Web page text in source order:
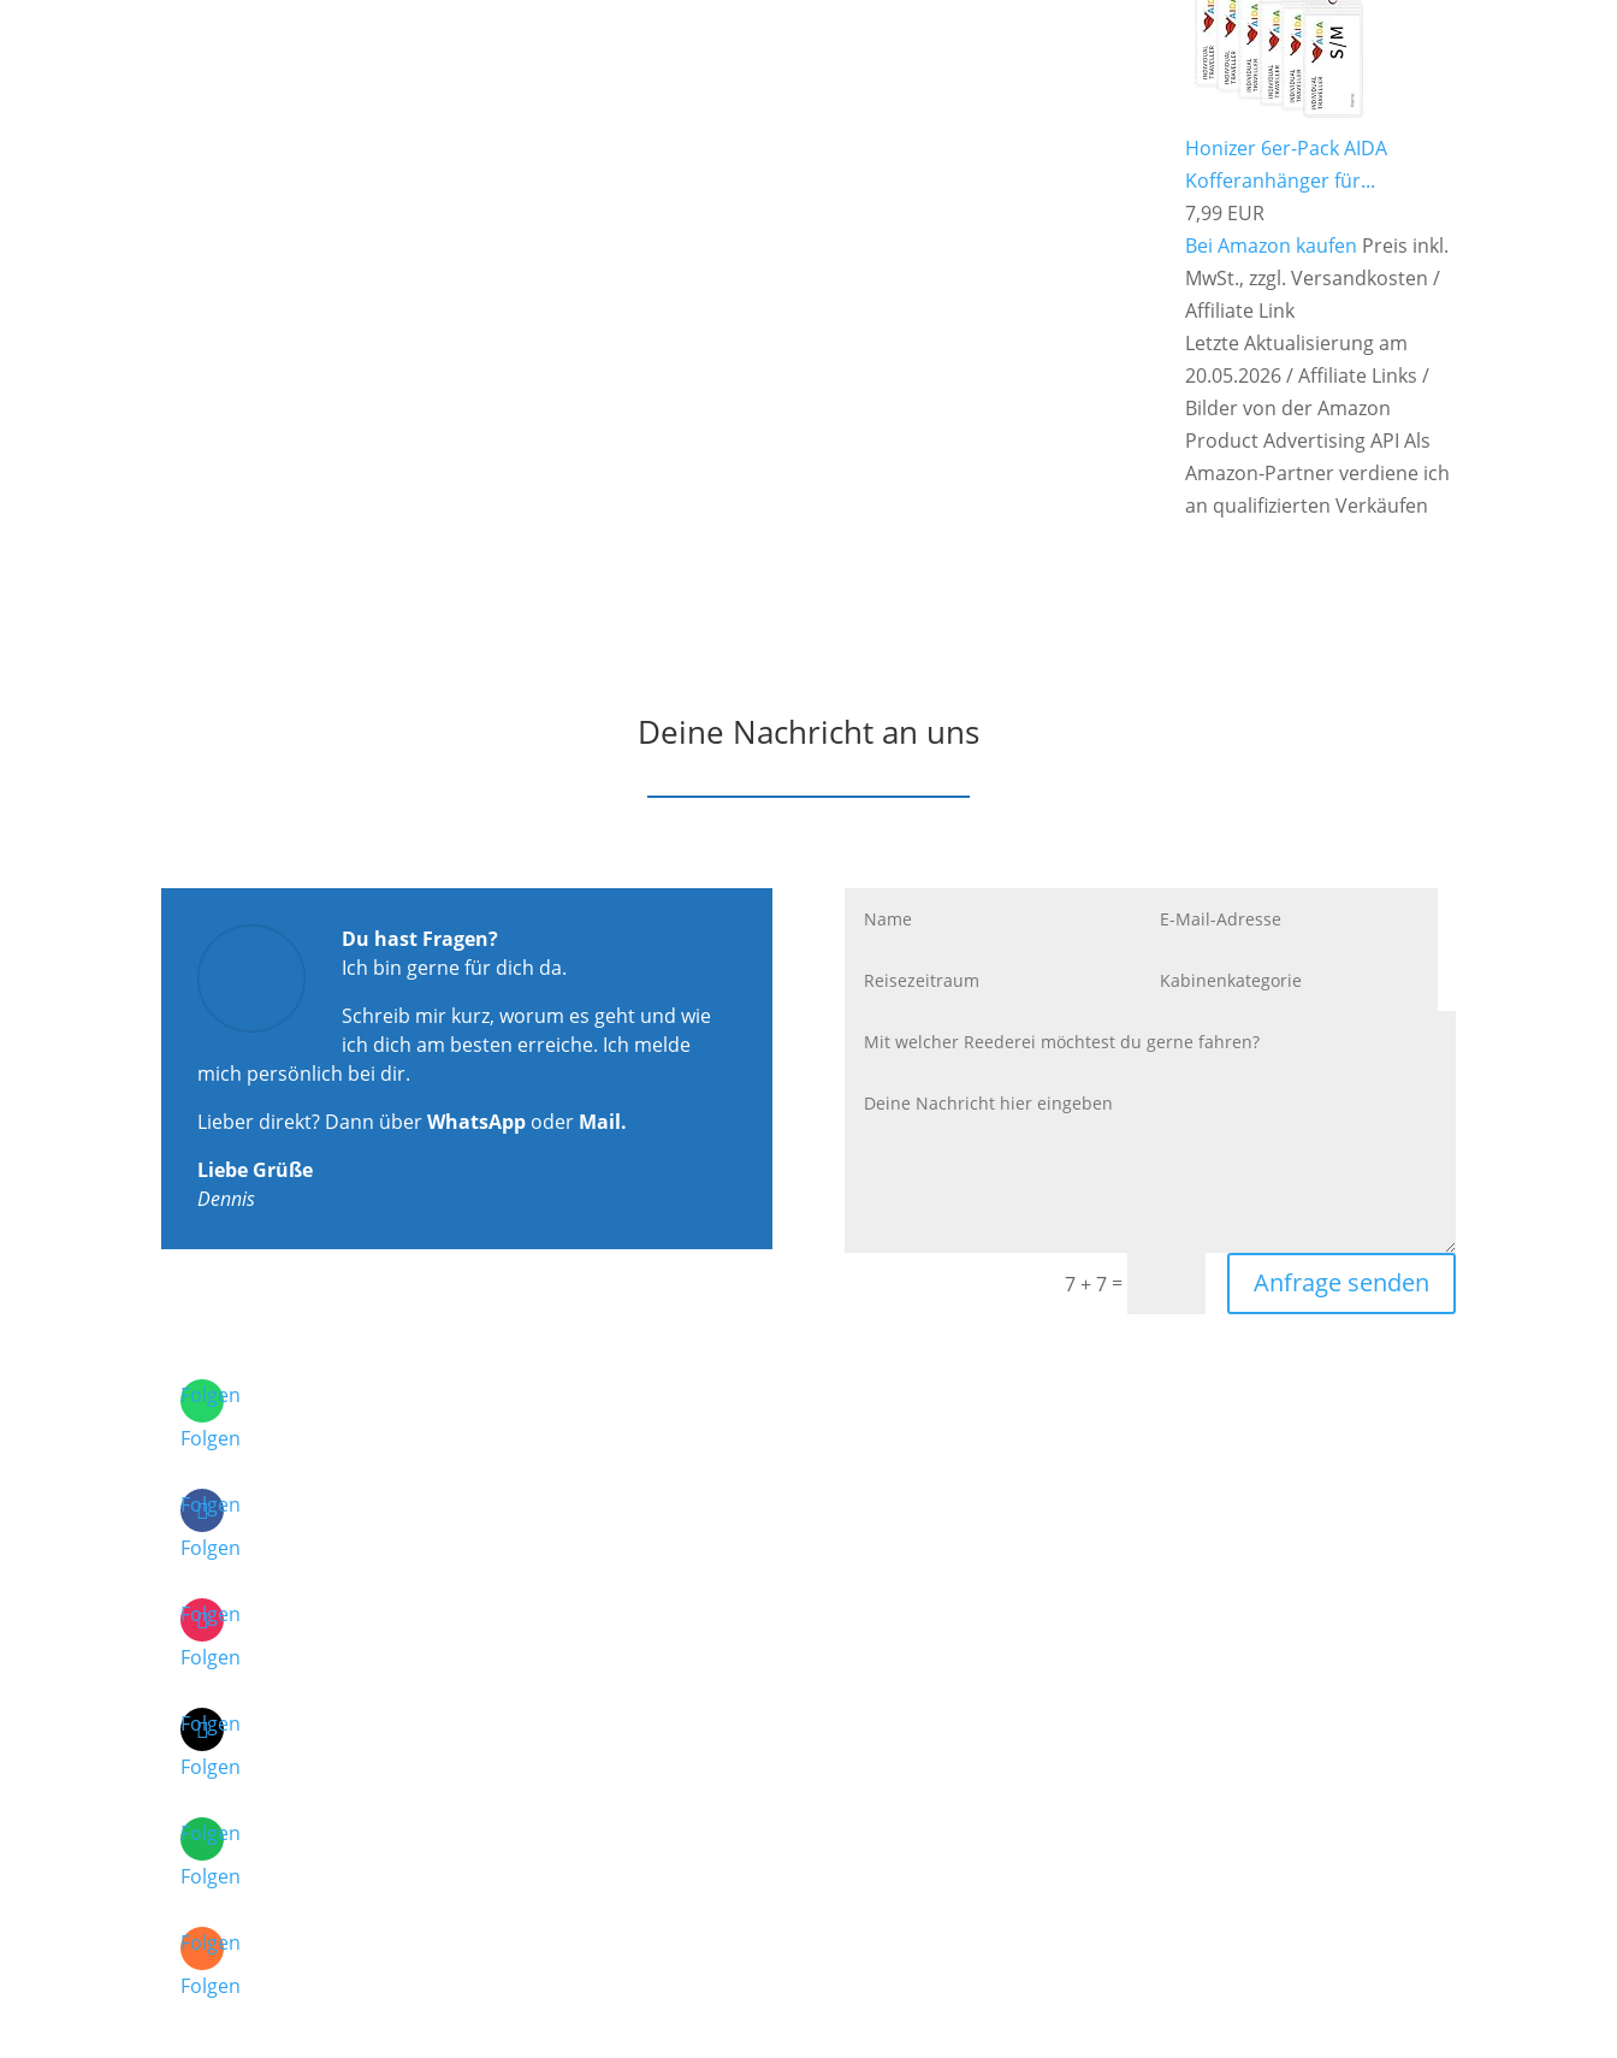
Honizer 6er-Pack AIDA
Kofferanhänger für...
7,99 EUR
Bei Amazon kaufen Preis inkl.
MwSt., zzgl. Versandkosten /
Affiliate Link
Letzte Aktualisierung am
20.05.2026 / Affiliate Links /
Bilder von der Amazon
Product Advertising API Als
Amazon-Partner verdiene ich
an qualifizierten Verkäufen
Deine Nachricht an uns
Du hast Fragen?
Ich bin gerne für dich da.
Schreib mir kurz, worum es geht und wie
ich dich am besten erreiche. Ich melde
mich persönlich bei dir.
Lieber direkt? Dann überWhatsApp oder Mail.
Liebe Grüße
Dennis
7 + 7= Anfrage senden
Folgen
Folgen
Folgen
Folgen
Folgen
Folgen
Folgen
Folgen
Folgen
Folgen
Folgen
Folgen